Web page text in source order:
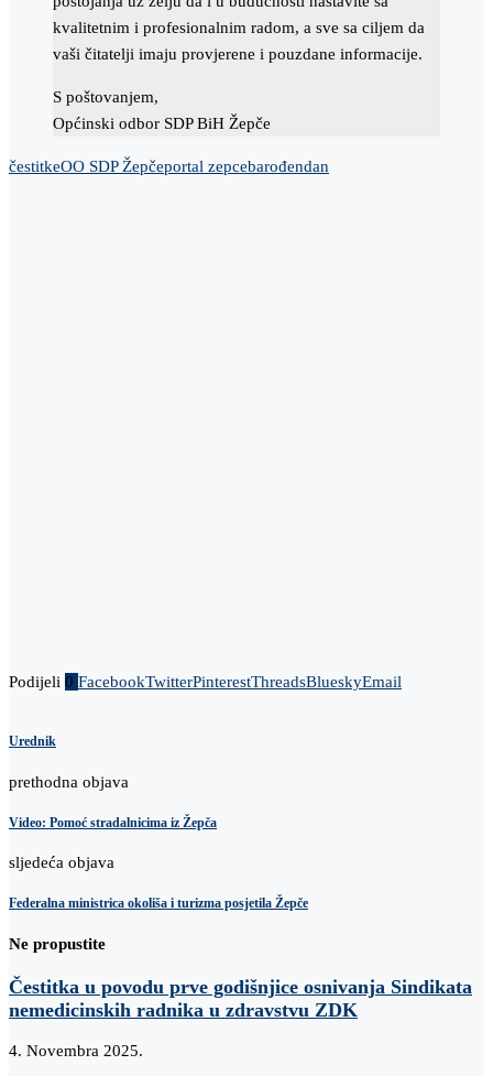
kvalitetnim i profesionalnim radom, a sve sa ciljem da
vaši čitatelji imaju provjerene i pouzdane informacije.
S poštovanjem,
Općinski odbor SDP BiH Žepče
čestitkeOO SDP Žepčeportal zepcebarođendan
Podijeli 0 FacebookTwitterPinterestThreadsBlueskyEmail
Urednik
prethodna objava
Video: Pomoć stradalnicima iz Žepča
sljedeća objava
Federalna ministrica okoliša i turizma posjetila Žepče
Ne propustite
Čestitka u povodu prve godišnjice osnivanja Sindikata
nemedicinskih radnika u zdravstvu ZDK
4. Novembra 2025.